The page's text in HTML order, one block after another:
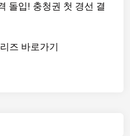
돌입! 충청권 첫 경선 결
즈 바로가기